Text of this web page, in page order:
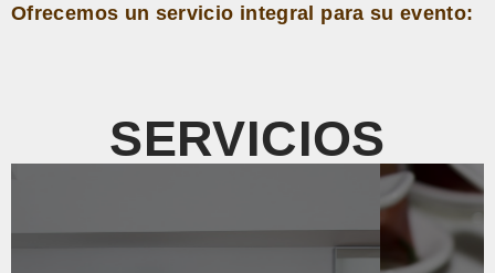
Ofrecemos un servicio integral para su evento:
SERVICIOS